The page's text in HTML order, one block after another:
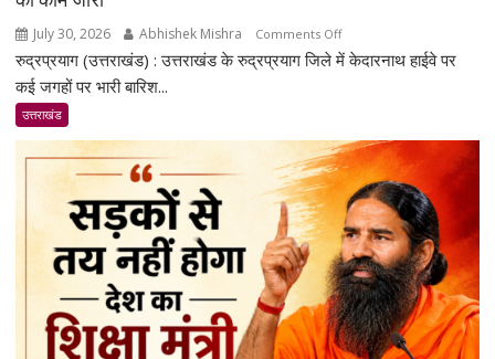
July 30, 2026 Abhishek Mishra Comments Offon
रुद्रप्रयाग
पर
भूस्खलन
से
ट्रैफिक
रुका;
बहाली
का
काम
जारी
रुद्रप्रयाग (उत्तराखंड) : उत्तराखंड के रुद्रप्रयाग जिले में केदारनाथ हाईवे पर
कई जगहों पर भारी बारिश...
उत्तराखंड